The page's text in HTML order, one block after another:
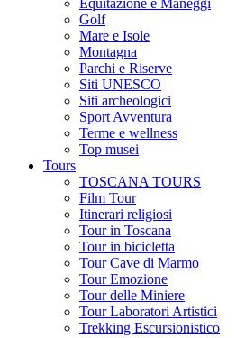
Equitazione e Maneggi
Golf
Mare e Isole
Montagna
Parchi e Riserve
Siti UNESCO
Siti archeologici
Sport Avventura
Terme e wellness
Top musei
Tours
TOSCANA TOURS
Film Tour
Itinerari religiosi
Tour in Toscana
Tour in bicicletta
Tour Cave di Marmo
Tour Emozione
Tour delle Miniere
Tour Laboratori Artistici
Trekking Escursionistico